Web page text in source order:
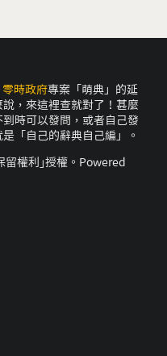
零時政府專案「萌典」的延
，來這裡查就對了！甚麼
時可以發問，或者自己發
「自己的辭典自己編」。
留權利｣授權。Powered